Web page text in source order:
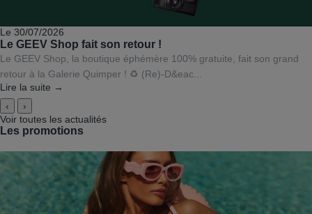
Le 30/07/2026
Le GEEV Shop fait son retour !
Le GEEV Shop, la boutique éphémère 100% gratuite, fait son grand
retour à la Galerie Quimper ! ♻️ (Re)-D&eac...
Lire la suite →
‹
›
Voir toutes les actualités
Les promotions